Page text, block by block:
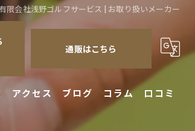
限会社浅野ゴルフサービス | お取り扱いメーカー
通販はこちら
アクセス ブログ コラム 口コミ